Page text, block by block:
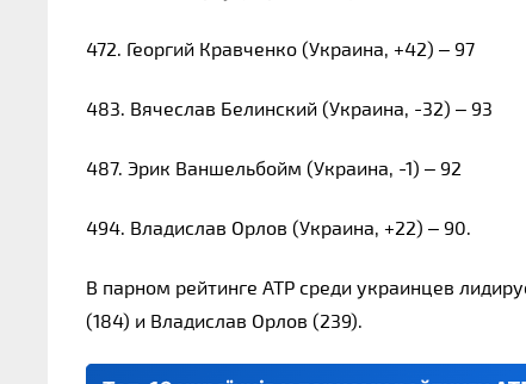
472. Георгий Кравченко (Украина, +42) – 97
483. Вячеслав Белинский (Украина, -32) – 93
487. Эрик Ваншельбойм (Украина, -1) – 92
494. Владислав Орлов (Украина, +22) – 90.
В парном рейтинге ATP среди украинцев
(184) и Владислав Орлов (239).